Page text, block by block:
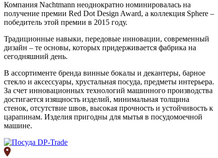
Компания Nachtmann неоднократно номинировалась на
получение премии Red Dot Design Award, а коллекция Sphere –
победитель этой премии в 2015 году.
Традиционные навыки, передовые инновации, современный
дизайн – те основы, которых придерживается фабрика на
сегодняшний день.
В ассортименте бренда винные бокалы и декантеры, барное
стекло и аксессуары, хрустальная посуда, предметы интерьера.
За счет инновационных технологий машинного производства
достигается изящность изделий, минимальная толщина
стенок, отсутствие швов, высокая прочность и устойчивость к
царапинам. Изделия пригодны для мытья в посудомоечной
машине.